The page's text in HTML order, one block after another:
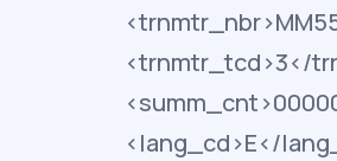
<trnmtr_tcd>3</
<lang_cd>E</